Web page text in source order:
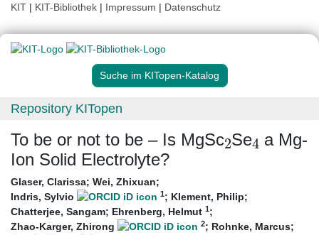
KIT | KIT-Bibliothek | Impressum | Datenschutz
Suche im KITopen-Katalog
Repository KITopen
To be or not to be – Is MgSc
2
Se
a Mg-
Ion Solid Electrolyte?
Glaser, Clarissa; Wei, Zhixuan;
Indris, Sylvio
1; Klement, Philip;
Chatterjee, Sangam; Ehrenberg, Helmut 1;
Zhao-Karger, Zhirong
2; Rohnke, Marcus;